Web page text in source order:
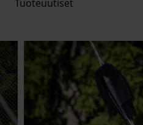
Tuoteuutiset